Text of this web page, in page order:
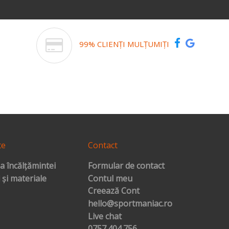
99% CLIENȚI MULȚUMIȚI
încălțămintei
materiale
Contact
Formular de contact
Contul meu
Creează Cont
hello@sportmaniac.ro
Live chat